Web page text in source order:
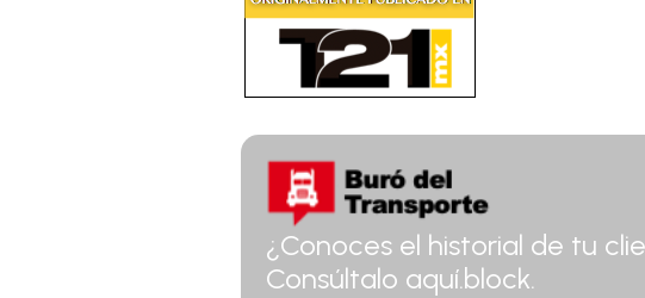
¿Conoces el historial de tu
Consúltalo aquí.block.